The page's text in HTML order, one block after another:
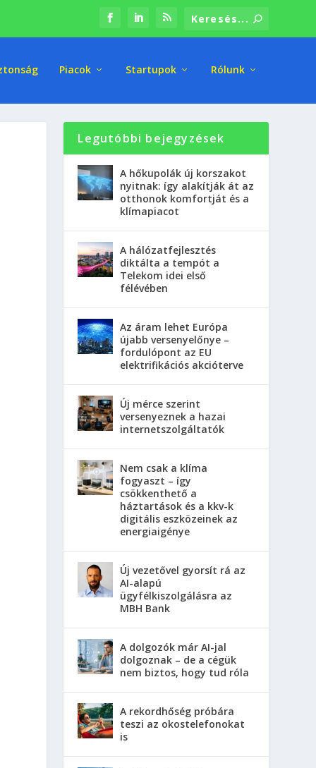
Piacok Startupok Rólunk
Legutóbbi bejegyzések
A hőkupolák új korszakot
nyitnak: így alakítják át az
otthonok komfortját és a
klímapiacot
A hálózatfejlesztés
diktálta a tempót a
Telekom idei első
félévében
Az áram lehet Európa
újabb versenyelőnye –
fordulópont az EU
elektrifikációs akcióterve
Új mérce szerint
versenyeznek a hazai
internetszolgáltatók
Nem csak a klíma
fogyaszt – így
csökkenthető a
háztartások és a kkv-k
digitális eszközeinek az
energiaigénye
Új vezetővel gyorsít rá az
AI-alapú
ügyfélkiszolgálásra az
MBH Bank
A dolgozók már AI-jal
dolgoznak – de a cégük
nem biztos, hogy tud róla
A rekordhőség próbára
teszi az okostelefonokat
is